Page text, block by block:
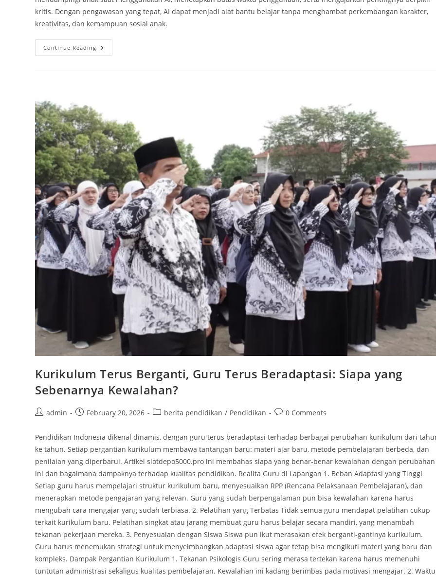
kritis. Dengan pengawasan yang tepat, AI dapat menjadi alat bantu belajar tanpa menghambat perkembangan karakter,
kreativitas, dan kemampuan sosial anak.
Continue Reading Dampak
Negatif
Dipahami
Orang
Tua
Kurikulum Terus Berganti, Guru Terus Beradaptasi: Siapa yang
Sebenarnya Kewalahan?
Postadmin
PostFebruary 20, 2026
Postberita pendidikan / Pendidikan
Post0 Comments
Pendidikan Indonesia dikenal dinamis, dengan guru terus beradaptasi terhadap berbagai perubahan kurikulum dari
ke tahun. Setiap pergantian kurikulum membawa tantangan baru: materi ajar baru, metode pembelajaran berbeda, dan
penilaian yang diperbarui. Artikel slotdepo5000.pro ini membahas siapa yang benar-benar kewalahan dengan perubahan
ini dan bagaimana dampaknya terhadap kualitas pendidikan. Realita Guru di Lapangan 1. Beban Adaptasi yang Tinggi
Setiap guru harus mempelajari struktur kurikulum baru, menyesuaikan RPP (Rencana Pelaksanaan Pembelajaran), dan
menerapkan metode pengajaran yang relevan. Guru yang sudah berpengalaman pun bisa kewalahan karena harus
mengubah cara mengajar yang sudah terbiasa. 2. Pelatihan yang Terbatas Tidak semua guru mendapat pelatihan cukup
terkait kurikulum baru. Pelatihan singkat atau jarang membuat guru harus belajar secara mandiri, yang menambah
tekanan pekerjaan mereka. 3. Penyesuaian dengan Siswa Siswa pun ikut merasakan efek berganti-gantinya kurikulum.
Guru harus menemukan strategi untuk menyeimbangkan adaptasi siswa agar tetap bisa mengikuti materi yang baru dan
kompleks. Dampak Pergantian Kurikulum 1. Tekanan Psikologis Guru sering merasa tertekan karena harus memenuhi
tuntutan administrasi sekaligus kualitas pembelajaran. Kewalahan ini kadang berimbas pada motivasi mengajar. 2. Waktu